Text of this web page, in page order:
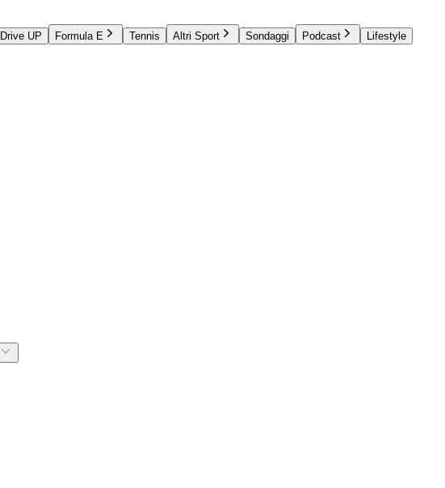
Drive UP Formula E Tennis Altri Sport Sondaggi Podcast
Lifestyle